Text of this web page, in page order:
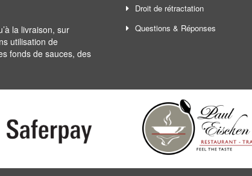
la livraison, sur
utilisation de
fonds de sauces, des
Droit de rétractation
Questions & Réponses